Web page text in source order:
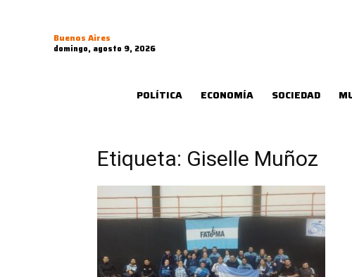
Buenos Aires
domingo, agosto 9, 2026
POLÍTICA ECONOMÍA SOCIEDAD
Etiqueta: Giselle Muñoz